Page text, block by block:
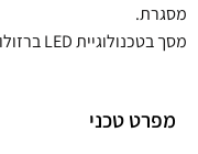
מסגרת.
מסך בטכנולוגיית LED ברזולוציה: 1366×768( HD ) בקצב ריענון 60Hz
מפרט טכני